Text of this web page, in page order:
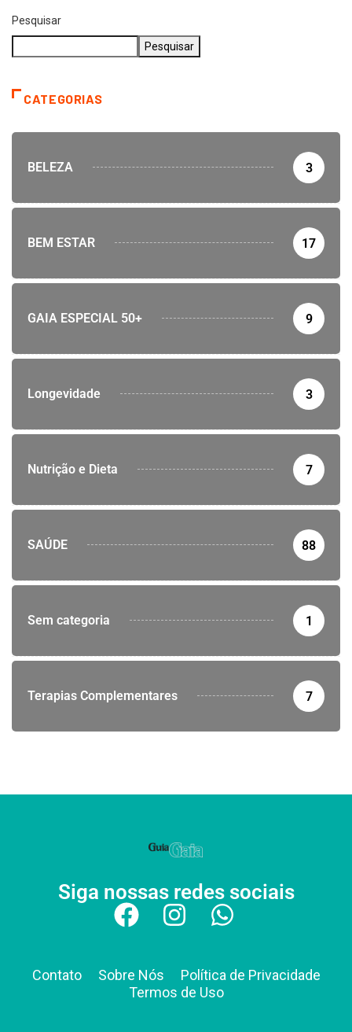
Pesquisar
Pesquisar
CATEGORIAS
BELEZA 3
BEM ESTAR 17
GAIA ESPECIAL 50+ 9
Longevidade 3
Nutrição e Dieta 7
SAÚDE 88
Sem categoria 1
Terapias Complementares 7
Siga nossas redes sociais
Contato Sobre Nós
Política de Privacidade
Termos de Uso